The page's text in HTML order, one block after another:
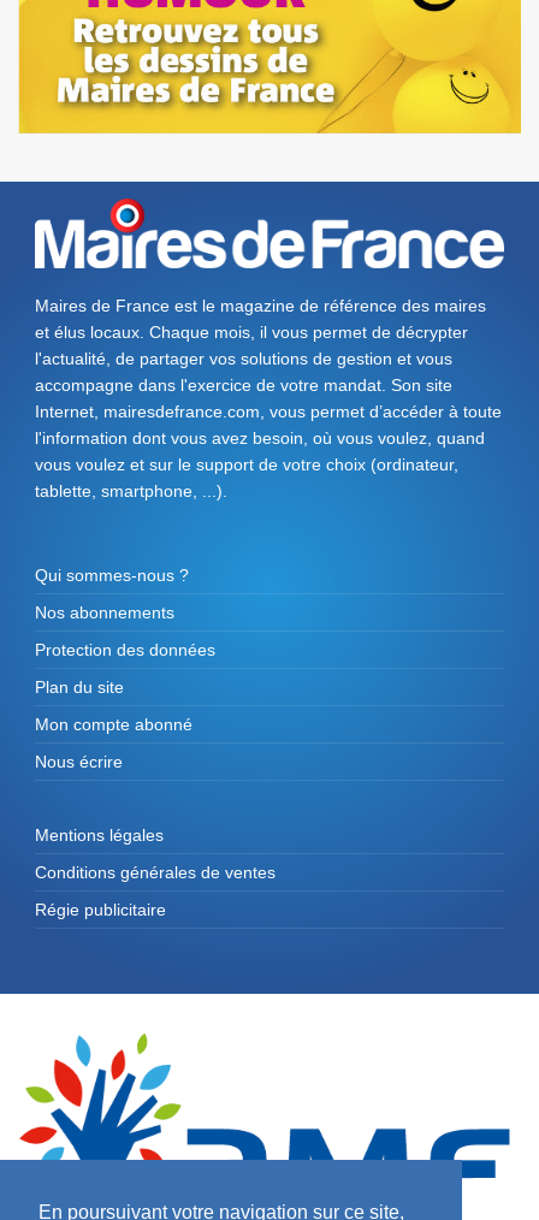
En poursuivant votre navigation sur ce site,
Maires de France est le magazine de référence des maires
et élus locaux. Chaque mois, il vous permet de décrypter
l'actualité, de partager vos solutions de gestion et vous
accompagne dans l'exercice de votre mandat. Son site
Internet, mairesdefrance.com, vous permet d’accéder à toute
l'information dont vous avez besoin, où vous voulez, quand
vous voulez et sur le support de votre choix (ordinateur,
tablette, smartphone, ...).
Qui sommes-nous ?
Nos abonnements
Protection des données
Plan du site
Mon compte abonné
Nous écrire
Mentions légales
Conditions générales de ventes
Régie publicitaire